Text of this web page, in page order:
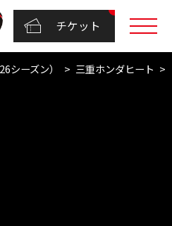
チケット
シーズン） 三重ホンダヒート